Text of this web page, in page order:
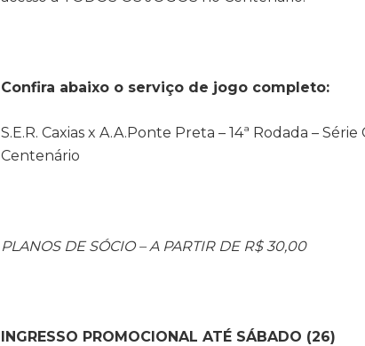
Confira abaixo o serviço de jogo completo:
S.E.R. Caxias x A.A.Ponte Preta – 14ª Rodada –
Centenário
PLANOS DE SÓCIO – A PARTIR DE R$ 30,00
INGRESSO PROMOCIONAL ATÉ SÁBADO (26)